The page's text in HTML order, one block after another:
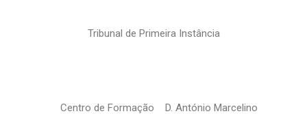
Tribunal de Primeira Instância
Centro de Formação D. António Marcelino